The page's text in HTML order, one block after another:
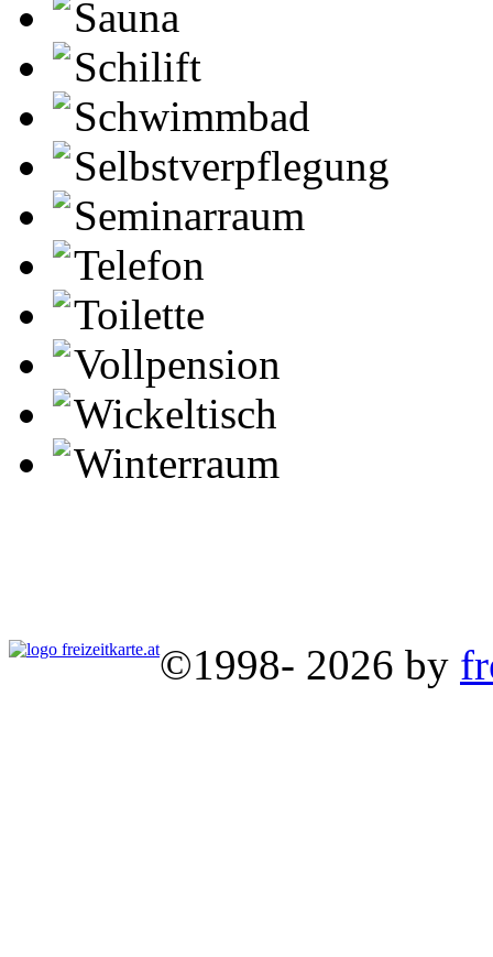
Sauna
Schilift
Schwimmbad
Selbstverpflegung
Seminarraum
Telefon
Toilette
Vollpension
Wickeltisch
Winterraum
©1998- 2026 by